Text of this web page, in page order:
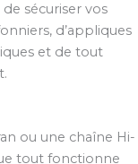
sécuriser vos
d’appliques
et de tout
ou une chaîne Hi-
tout fonctionne